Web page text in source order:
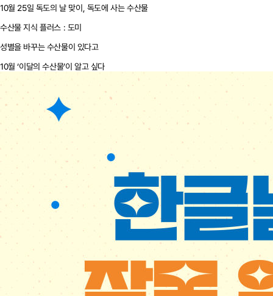
10월 25일 독도의 날 맞이, 독도에 사는 수산물
수산물 지식 플러스 : 도미
성별을 바꾸는 수산물이 있다고
10월 ‘이달의 수산물’이 알고 싶다